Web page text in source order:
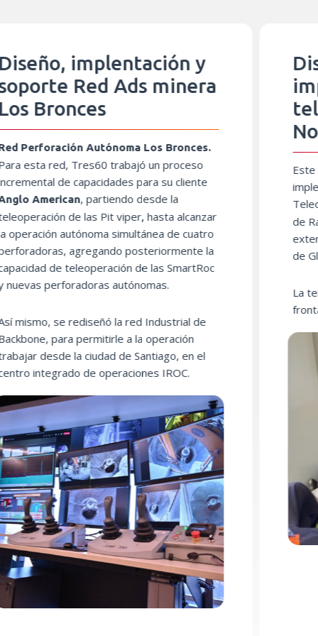
implentación y
Red Ads minera
Autónoma Los Bronces.
red, Tres60 trabajó un proceso
de capacidades para su cliente
, partiendo desde la
de las Pit viper, hasta alcanzar
autónoma simultánea de cuatro
agregando posteriormente la
de teleoperación de las SmartRoc
perforadoras autónomas.
se rediseñó la red Industrial de
para permitirle a la operación
la ciudad de Santiago, en el
de operaciones IROC.
Norte
Este
de Rajant,
externo e
de Glencore.
La
frontal y un